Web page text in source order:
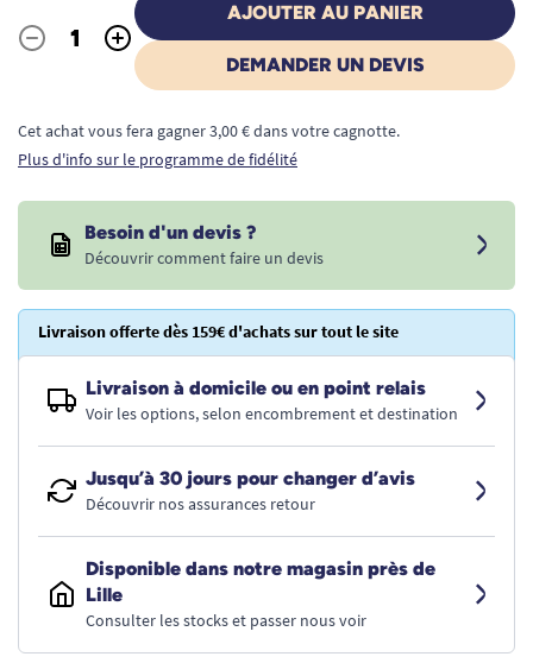
Quantité
- +
AJOUTER AU PANIER
DEMANDER UN DEVIS
Cet achat vous fera gagner 3,00 € dans votre cagnotte.
Plus d'info sur le programme de fidélité
Besoin d'un devis ?
Découvrir comment faire un devis
Livraison offerte dès 159€ d'achats sur tout le site
Livraison à domicile ou en point relais
Voir les options, selon encombrement et destination
Jusqu’à 30 jours pour changer d’avis
Découvrir nos assurances retour
Disponible dans notre magasin près de
Lille
Consulter les stocks et passer nous voir